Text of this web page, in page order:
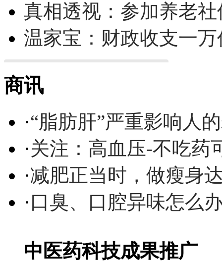
真相透视：参加养老
温家宝：财政收支一
商讯
·“脂肪肝”严重影响人
·关注：高血压-不吃药
·减肥正当时，做瘦身
·口臭、口腔异味怎么
中医药科技成果推广